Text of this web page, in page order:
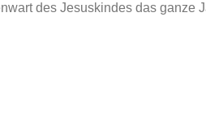
des Jesuskindes das ganze